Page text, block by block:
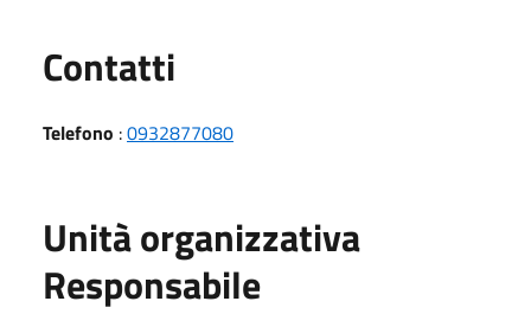
Contatti
Telefono :0932877080
Unità organizzativa
Responsabile